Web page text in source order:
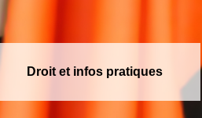
Droit et infos pratiques